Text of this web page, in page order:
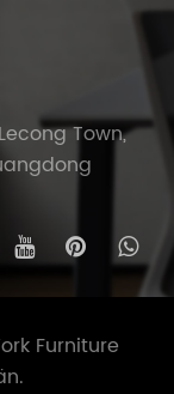
Town,
Furniture